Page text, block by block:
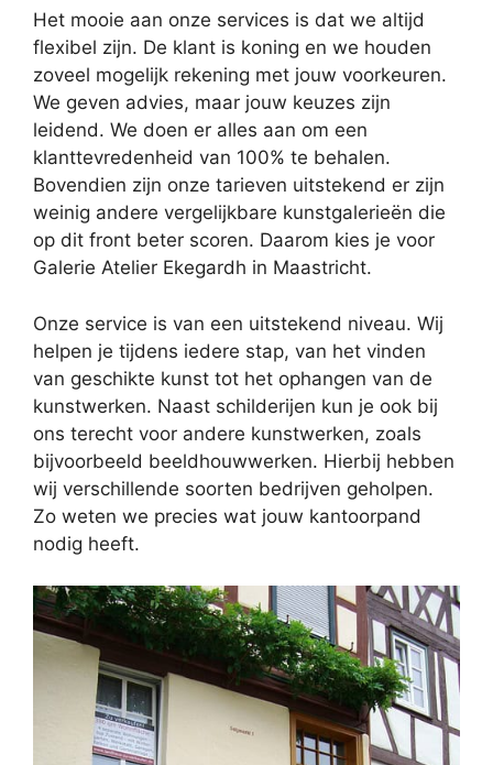
Het mooie aan onze services is dat we altijd
flexibel zijn. De klant is koning en we houden
zoveel mogelijk rekening met jouw voorkeuren.
We geven advies, maar jouw keuzes zijn
leidend. We doen er alles aan om een
klanttevredenheid van 100% te behalen.
Bovendien zijn onze tarieven uitstekend er zijn
weinig andere vergelijkbare kunstgalerieën die
op dit front beter scoren. Daarom kies je voor
Galerie Atelier Ekegardh in Maastricht.
Onze service is van een uitstekend niveau. Wij
helpen je tijdens iedere stap, van het vinden
van geschikte kunst tot het ophangen van de
kunstwerken. Naast schilderijen kun je ook bij
ons terecht voor andere kunstwerken, zoals
bijvoorbeeld beeldhouwwerken. Hierbij hebben
wij verschillende soorten bedrijven geholpen.
Zo weten we precies wat jouw kantoorpand
nodig heeft.